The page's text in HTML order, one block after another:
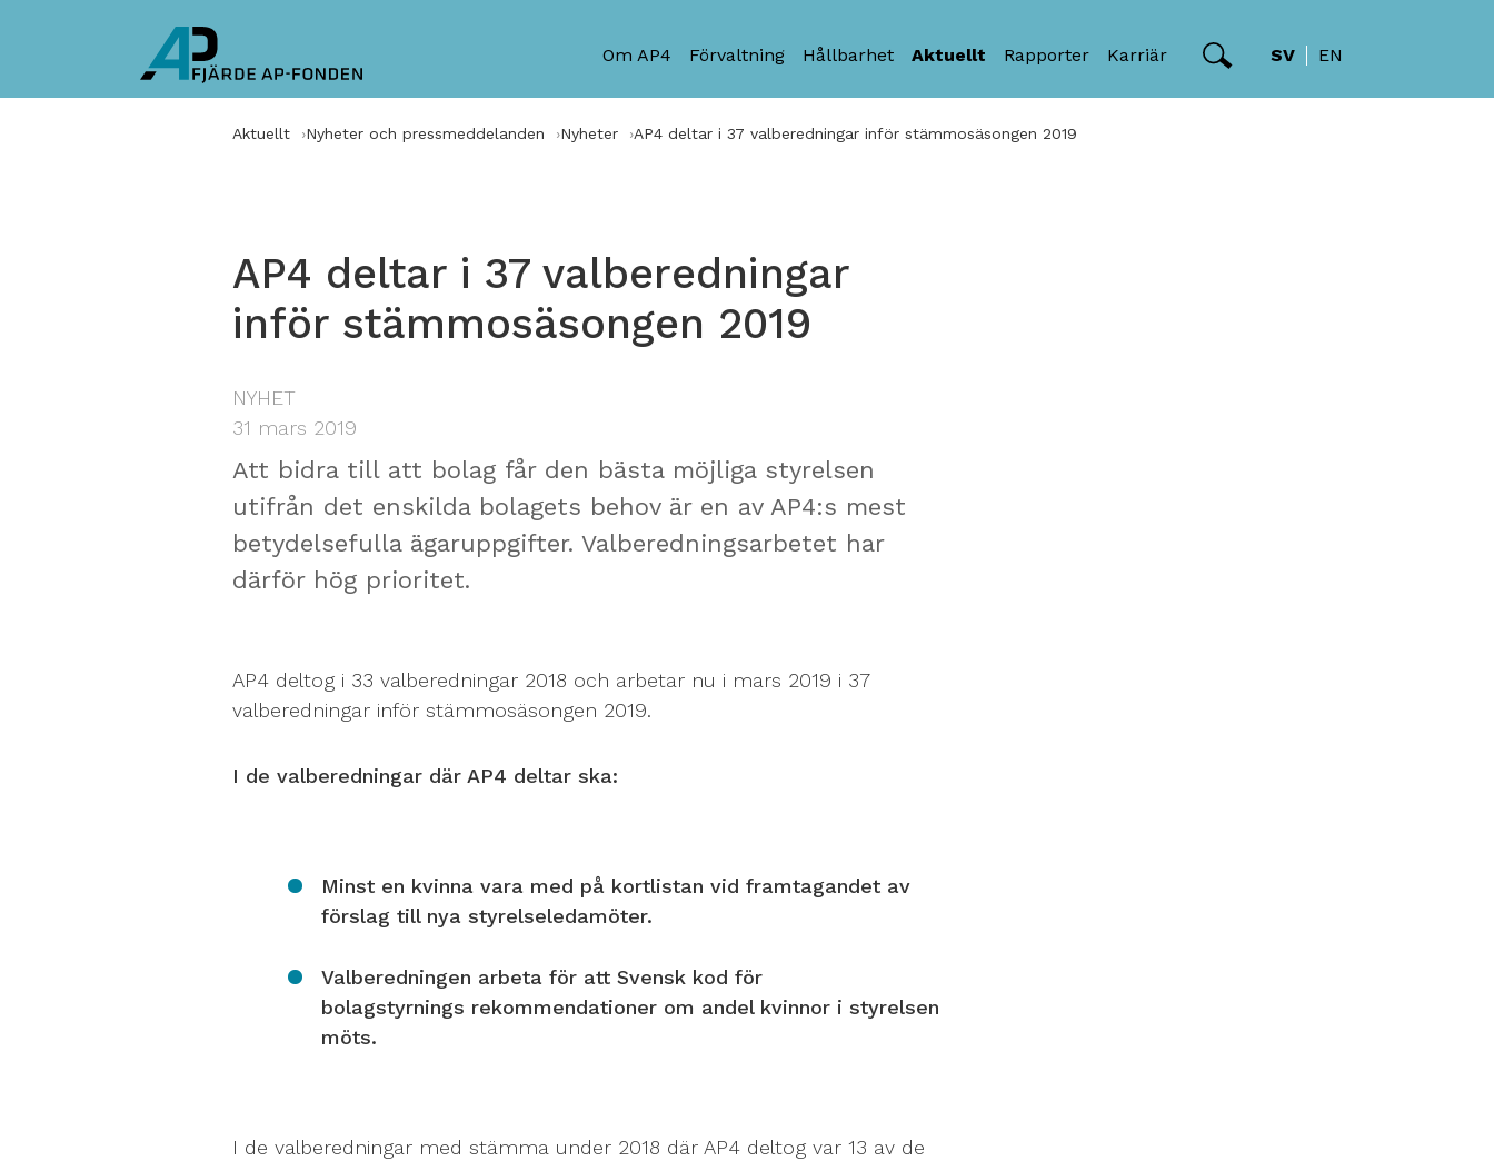
Om AP4 Förvaltning Hållbarhet Aktuellt Rapporter Karriär SV EN
Aktuellt Nyheter och pressmeddelanden Nyheter AP4 deltar i 37 valberedningar inför stämmosäsongen 2019
AP4 deltar i 37 valberedningar
inför stämmosäsongen 2019
NYHET
31 mars 2019
Att bidra till att bolag får den bästa möjliga styrelsen
utifrån det enskilda bolagets behov är en av AP4:s mest
betydelsefulla ägaruppgifter. Valberedningsarbetet har
därför hög prioritet.
AP4 deltog i 33 valberedningar 2018 och arbetar nu i mars 2019 i 37
valberedningar inför stämmosäsongen 2019.
I de valberedningar där AP4 deltar ska:
Minst en kvinna vara med på kortlistan vid framtagandet av
förslag till nya styrelseledamöter.
Valberedningen arbeta för att Svensk kod för
bolagstyrnings rekommendationer om andel kvinnor i styrelsen
möts.
I de valberedningar med stämma under 2018 där AP4 deltog var 13 av de